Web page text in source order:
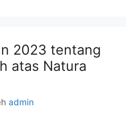
2023 tentang
atas Natura
admin